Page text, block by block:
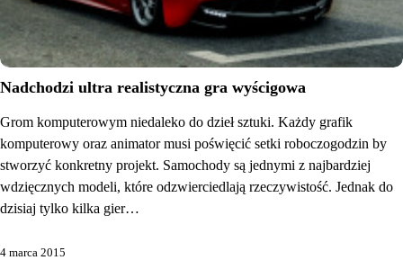
Nadchodzi ultra realistyczna gra wyścigowa
Grom komputerowym niedaleko do dzieł sztuki. Każdy grafik
komputerowy oraz animator musi poświęcić setki roboczogodzin by
stworzyć konkretny projekt. Samochody są jednymi z najbardziej
wdzięcznych modeli, które odzwierciedlają rzeczywistość. Jednak do
dzisiaj tylko kilka gier…
4 marca 2015